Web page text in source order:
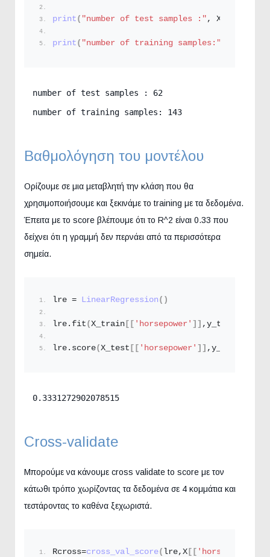
print ( "number of test samples :" , X_test.
print ( "number of training samples:"
number of test samples : 62
number of training samples: 143
Βαθμολόγηση του μοντέλου
Ορίζουμε σε μια μεταβλητή την κλάση που θα
χρησιμοποιήσουμε και ξεκινάμε το training με τα δεδομένα.
Έπειτα με το score βλέπουμε ότι το R^2 είναι 0.33 που
δείχνει ότι η γραμμή δεν περνάει από τα περισσότερα
σημεία.
lre = LinearRegression ()
lre. fit (X_train [[ 'horsepower' ]] ,y_train
lre. score(X_test [[ 'horsepower' ]] ,y_test
0.3331272902078515
Cross-validate
Μπορούμε να κάνουμε cross validate to score με τον
κάτωθι τρόπο χωρίζοντας τα δεδομένα σε 4 κομμάτια και
τεστάροντας το καθένα ξεχωριστά.
Rcross=cross_val_score( lre,X [[ 'horsepower'